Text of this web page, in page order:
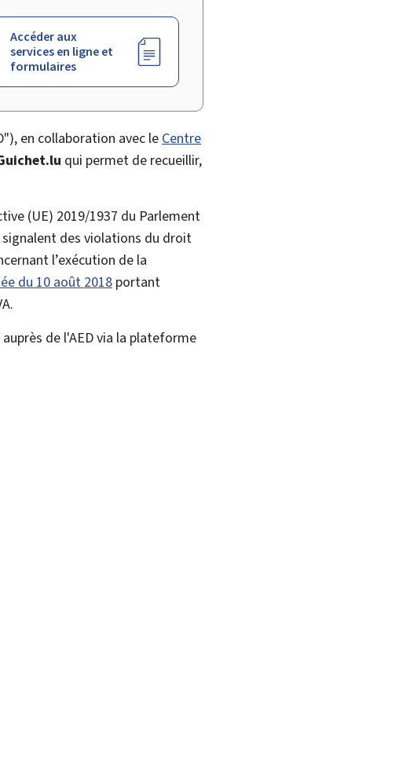
Accéder aux
services en ligne et
formulaires
en collaboration avec le Centre
qui permet de recueillir,
(UE) 2019/1937 du Parlement
des violations du droit
l’exécution de la
du 10 août 2018 portant
de l'AED via la plateforme